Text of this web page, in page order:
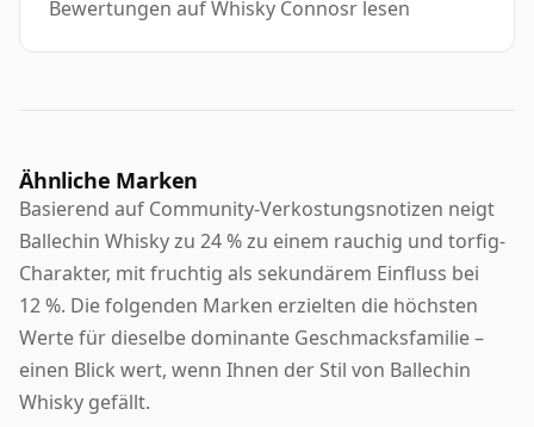
Bewertungen auf Whisky Connosr lesen
Ähnliche Marken
Basierend auf Community-Verkostungsnotizen neigt
Ballechin Whisky zu 24 % zu einem rauchig und torfig-
Charakter, mit fruchtig als sekundärem Einfluss bei
12 %. Die folgenden Marken erzielten die höchsten
Werte für dieselbe dominante Geschmacksfamilie –
einen Blick wert, wenn Ihnen der Stil von Ballechin
Whisky gefällt.